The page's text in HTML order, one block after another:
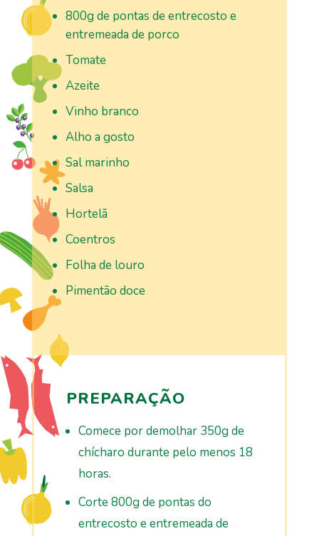
800g de pontas de entrecosto e
entremeada de porco
Tomate
Azeite
Vinho branco
Alho a gosto
Sal marinho
Salsa
Hortelã
Coentros
Folha de louro
Pimentão doce
PREPARAÇÃO
Comece por demolhar 350g de
chícharo durante pelo menos 18
horas.
Corte 800g de pontas do
entrecosto e entremeada de